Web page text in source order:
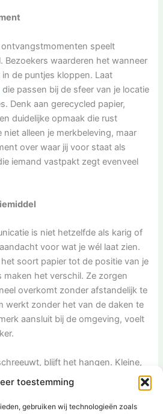
toestemming
gebruiken wij technologieën zoals
speelt
Bezoekers waarderen het wanneer
de puntjes kloppen. Laat
die passen bij de sfeer van je locatie
Denk aan gerecycled papier,
duidelijke opmaak die rust
alleen je merkbeleving, maar
over waar jij voor staat als
iemand vastpakt zegt evenveel
is niet hetzelfde als karig of
voor wat je wél laat zien.
soort papier tot de positie van je
maken het verschil. Ze zorgen
overkomt zonder afstandelijk te
werkt zonder het van de daken te
aansluit bij de omgeving, voelt
blijft het hangen. Kleine,
jouw verhaal op een manier die
doelgroep. Daarmee maak je als
goede indruk, maar ook een